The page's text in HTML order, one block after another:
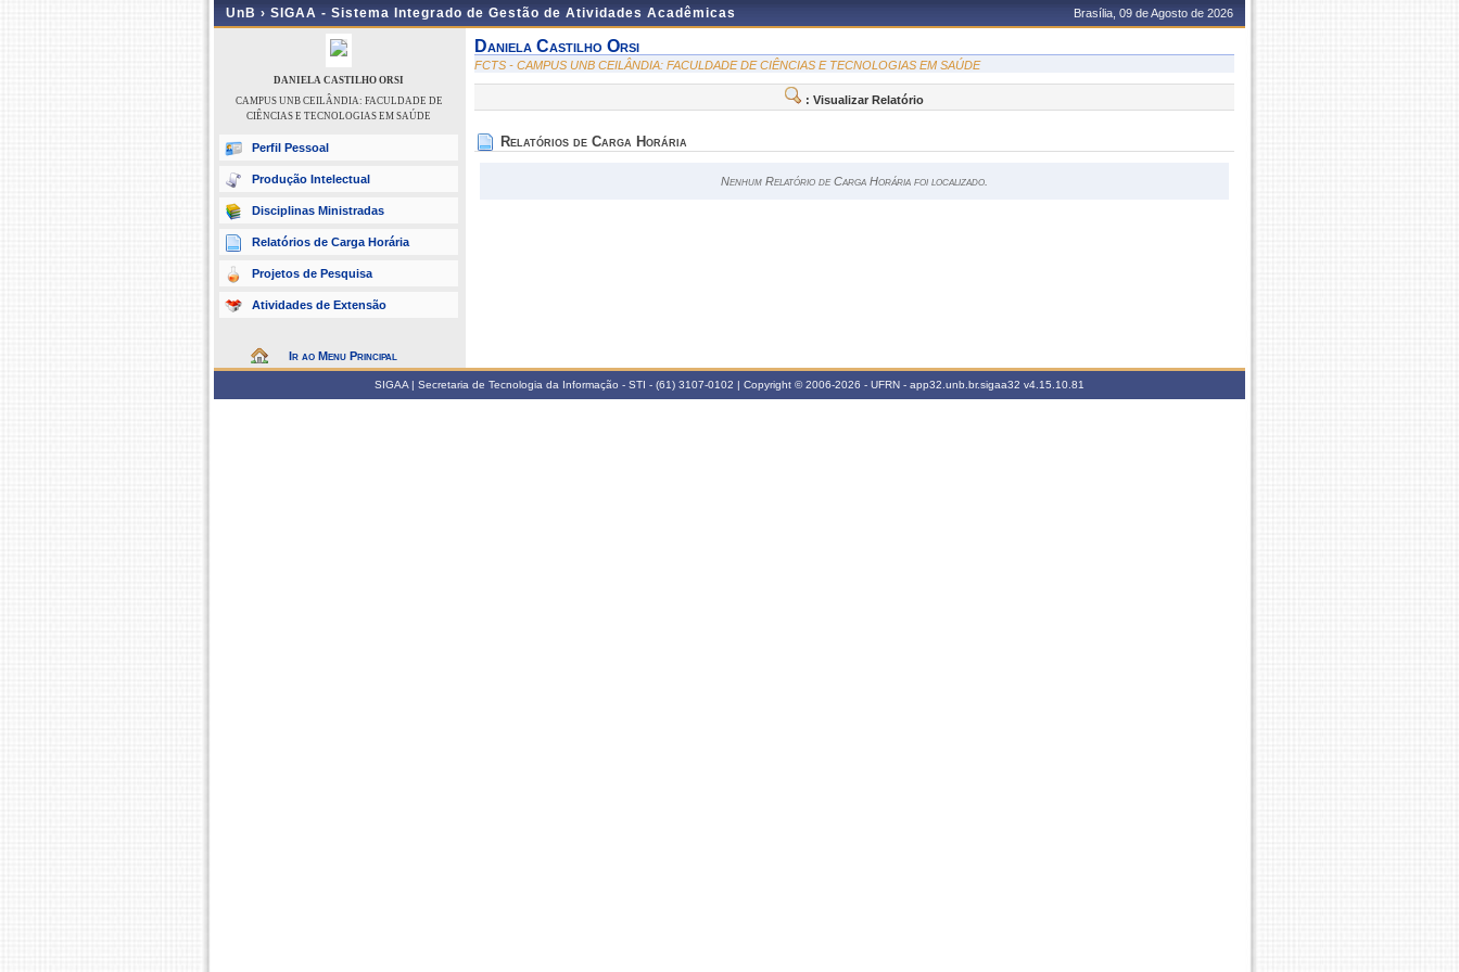
UnB › SIGAA - Sistema Integrado de Gestão de Atividades Acadêmicas Brasília, 09 de Agosto de 2026
DANIELA CASTILHO ORSI
CAMPUS UNB CEILÂNDIA: FACULDADE DE
CIÊNCIAS E TECNOLOGIAS EM SAÚDE
Perfil Pessoal
Produção Intelectual
Disciplinas Ministradas
Relatórios de Carga Horária
Projetos de Pesquisa
Atividades de Extensão
Ir ao Menu Principal
Daniela Castilho Orsi
FCTS - CAMPUS UNB CEILÂNDIA: FACULDADE DE CIÊNCIAS E TECNOLOGIAS EM SAÚDE
: Visualizar Relatório
Relatórios de Carga Horária
Nenhum Relatório de Carga Horária foi localizado.
SIGAA | Secretaria de Tecnologia da Informação - STI - (61) 3107-0102 | Copyright © 2006-2026 - UFRN - app32.unb.br.sigaa32 v4.15.10.81